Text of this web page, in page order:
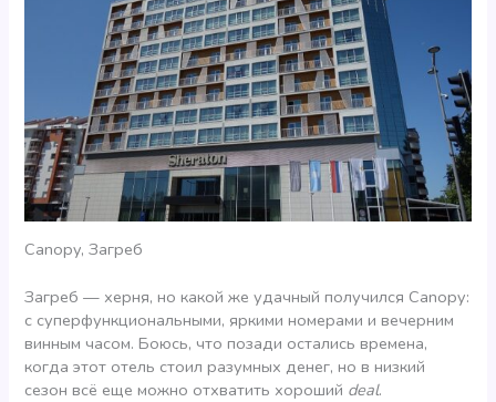
Canopy, Загреб
Загреб — херня, но какой же удачный получился Canopy:
с суперфункциональными, яркими номерами и вечерним
винным часом. Боюсь, что позади остались времена,
когда этот отель стоил разумных денег, но в низкий
сезон всё еще можно отхватить хороший deal.